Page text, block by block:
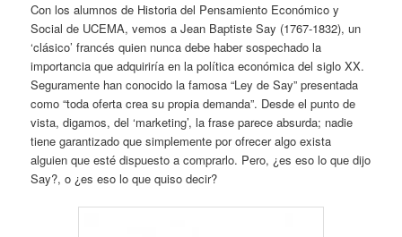
Con los alumnos de Historia del Pensamiento Económico y
Social de UCEMA, vemos a Jean Baptiste Say (1767-1832), un
‘clásico’ francés quien nunca debe haber sospechado la
importancia que adquiriría en la política económica del siglo XX.
Seguramente han conocido la famosa “Ley de Say” presentada
como “toda oferta crea su propia demanda”. Desde el punto de
vista, digamos, del ‘marketing’, la frase parece absurda; nadie
tiene garantizado que simplemente por ofrecer algo exista
alguien que esté dispuesto a comprarlo. Pero, ¿es eso lo que dijo
Say?, o ¿es eso lo que quiso decir?